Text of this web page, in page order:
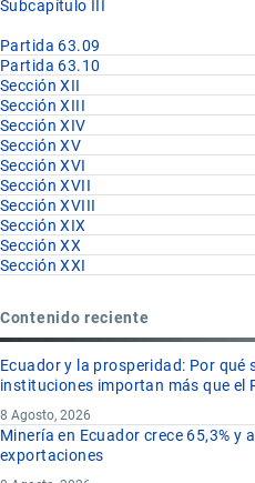
Subcapítulo III
Partida 63.09
Partida 63.10
Sección XII
Sección XIII
Sección XIV
Sección XV
Sección XVI
Sección XVII
Sección XVIII
Sección XIX
Sección XX
Sección XXI
Contenido reciente
Ecuador y la prosperidad: Por qué
instituciones importan más que el
8 Agosto, 2026
Minería en Ecuador crece 65,3% y
exportaciones